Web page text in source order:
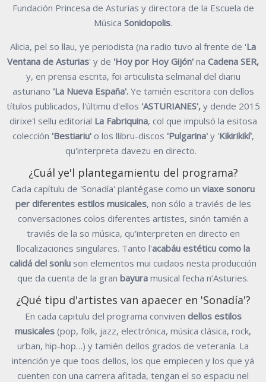
Fundación Princesa de Asturias y directora de la Escuela de
Música Sonidopolis.
Alicia, pel so llau, ye periodista (na radio tuvo al frente de 'La
Ventana de Asturias' y de 'Hoy por Hoy Gijón' na Cadena SER,
y, en prensa escrita, foi articulista selmanal del diariu
asturiano 'La Nueva España'. Ye tamién escritora con dellos
títulos publicados, l'últimu d'ellos 'ASTURIANES', y dende 2015
dirixe'l sellu editorial La Fabriquina, col que impulsó la esitosa
colección 'Bestiariu'o los llibru-discos 'Pulgarina' y 'Kikirikikí',
qu'interpreta davezu en directo.
¿Cuál ye'l plantegamientu del programa?
Cada capítulu de 'Sonadía' plantégase como un viaxe sonoru
per diferentes estilos musicales, non sólo a traviés de les
conversaciones colos diferentes artistes, sinón tamién a
traviés de la so música, qu'interpreten en directo en
llocalizaciones singulares. Tanto l'acabáu estéticu como la
calidá del soníu son elementos mui cuidaos nesta producción
que da cuenta de la gran bayura musical fecha n’Asturies.
¿Qué tipu d'artistes van apaecer en 'Sonadía'?
En cada capitulu del programa conviven dellos estilos
musicales (pop, folk, jazz, electrónica, música clásica, rock,
urban, hip-hop…) y tamién dellos grados de veteranía. La
intención ye que toos dellos, los que empiecen y los que yá
cuenten con una carrera afitada, tengan el so espaciu nel